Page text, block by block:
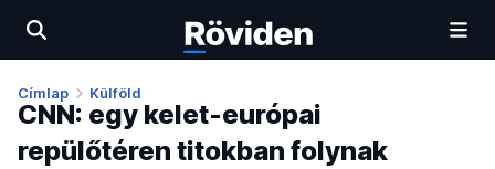
Címlap Külföld
CNN: egy kelet-európai
repülőtéren titokban folynak